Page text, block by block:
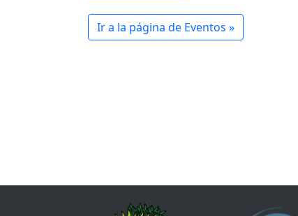
Ir a la página de Eventos »